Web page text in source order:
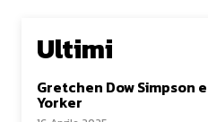
Ultimi
Gretchen Dow Simpson
Yorker